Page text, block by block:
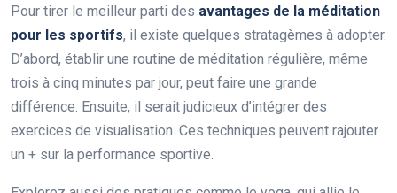
Pour tirer le meilleur parti des avantages de la méditation
pour les sportifs, il existe quelques stratagèmes à adopter.
D’abord, établir une routine de méditation régulière, même
trois à cinq minutes par jour, peut faire une grande
différence. Ensuite, il serait judicieux d’intégrer des
exercices de visualisation. Ces techniques peuvent rajouter
un + sur la performance sportive.